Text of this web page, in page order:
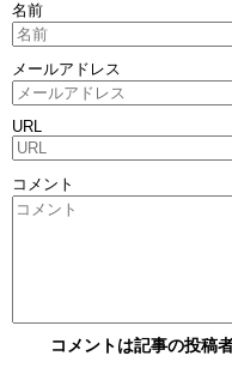
名前
メールアドレス
URL
コメント
コメントは記事の投稿